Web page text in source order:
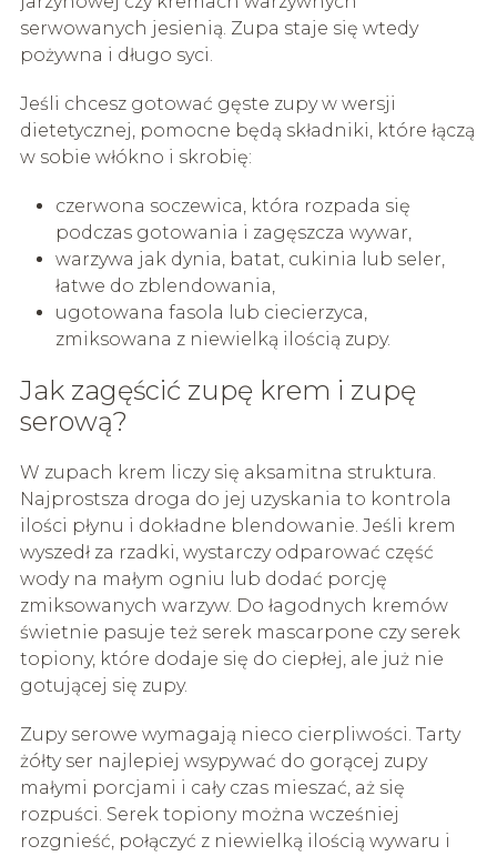
serwowanych jesienią. Zupa staje się wtedy
pożywna i długo syci.
Jeśli chcesz gotować gęste zupy w wersji
dietetycznej, pomocne będą składniki, które łączą
w sobie włókno i skrobię:
czerwona soczewica, która rozpada się
podczas gotowania i zagęszcza wywar,
warzywa jak dynia, batat, cukinia lub seler,
łatwe do zblendowania,
ugotowana fasola lub ciecierzyca,
zmiksowana z niewielką ilością zupy.
Jak zagęścić zupę krem i zupę
serową?
W zupach krem liczy się aksamitna struktura.
Najprostsza droga do jej uzyskania to kontrola
ilości płynu i dokładne blendowanie. Jeśli krem
wyszedł za rzadki, wystarczy odparować część
wody na małym ogniu lub dodać porcję
zmiksowanych warzyw. Do łagodnych kremów
świetnie pasuje też serek mascarpone czy serek
topiony, które dodaje się do ciepłej, ale już nie
gotującej się zupy.
Zupy serowe wymagają nieco cierpliwości. Tarty
żółty ser najlepiej wsypywać do gorącej zupy
małymi porcjami i cały czas mieszać, aż się
rozpuści. Serek topiony można wcześniej
rozgnieść, połączyć z niewielką ilością wywaru i